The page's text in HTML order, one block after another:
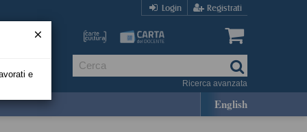
Login Registrati
Ricerca avanzata
English
e